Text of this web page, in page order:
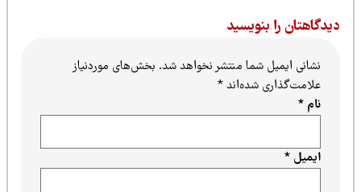
را بنویسید
نشانی ایمیل شما منتشر نخواهد شد.بخش‌های موردنیاز
علامت‌گذاری شده‌اند*
ایمیل*